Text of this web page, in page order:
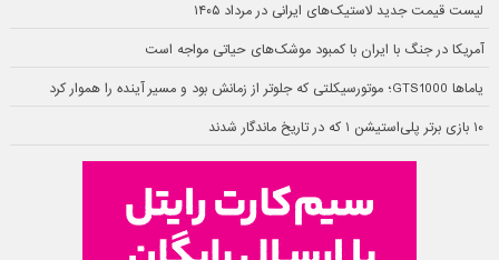
لیست قیمت جدید لاستیک‌های ایرانی در مرداد ۱۴۰۵
آمریکا در جنگ با ایران با کمبود موشک‌های حیاتی مواجه است
یاماها GTS1000؛ موتورسیکلتی که جلوتر از زمانش بود و مسیر آینده را هموار کرد
۱۰ بازی برتر پلی‌استیشن ۱ که در تاریخ ماندگار شدند